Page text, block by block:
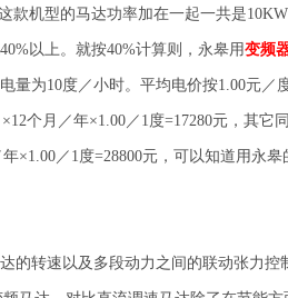
款机型的马达功率加在一起一共是
以上。就按40%计算则，永皋用变频
量为10度／小时。平均电价按1.00元／
个月／年×1.00／1度=17280元，其它
×1.00／1度=28800元，可以知道用永
的转速以及多段动力之间的联动张力控